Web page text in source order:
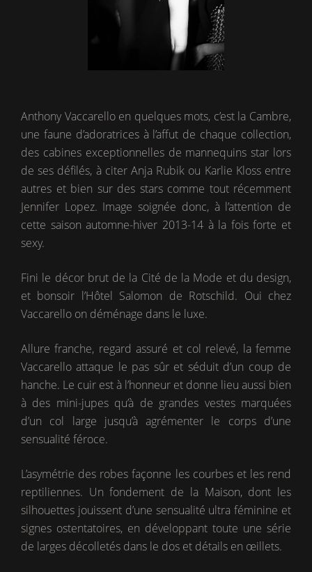
Anthony Vaccarello en quelques mots, c’est la Cambre,
une faune d’adoratrices à l’affut de chaque collection,
des cabines exceptionnelles de mannequins star lors
de ses défilés, à citer Anja Rubik ou Karlie Kloss entre
autres et bien sur des stars comme tout récemment
Jennifer Lopez. Image soignée donc, à l’attention de
cette saison automne-hiver 2013-14 à la fois forte et
sexy.
Fini le décor brut de la Cité de la Mode et du design,
et bonsoir l’Hôtel Salomon de Rotschild. Oui chez
Vaccarello on déménage dans le luxe.
Allure franche, regard assuré et col relevé, la femme
Vaccarello attaque le pas sûr et séduit d’un coup de
hanche. Le cuir est à l’honneur et donne lieu aussi bien
à des mini-jupes qu’à de grandes vestes marquées
d’un col large jusqu’à agrémenter le corps d’une
sensualité féroce.
L’asymétrie des robes façonne les courbes et les rend
reptiliennes. Un fondement de la Maison, dont les
silhouettes jouissent d’une sensualité ultra féminine et
signes ostentatoires, en développant toute une série
de larges décolletés dans le dos et détails en œillets.